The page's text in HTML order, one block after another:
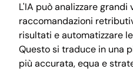
L'IA può analizzare
raccomandazioni
risultati e automatizzare
Questo si traduce in una
più accurata, equa e